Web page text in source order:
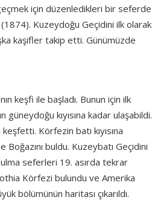
için düzenledikleri bir seferde
Kuzeydoğu Geçidini ilk olarak
kaşifler takip etti. Günümüzde
keşfi ile başladı. Bunun için ilk
kıyısına kadar ulaşabildi.
Körfezin batı kıyısına
buldu. Kuzeybatı Geçidini
seferleri 19. asırda tekrar
Körfezi bulundu ve Amerika
bölümünün haritası çıkarıldı.